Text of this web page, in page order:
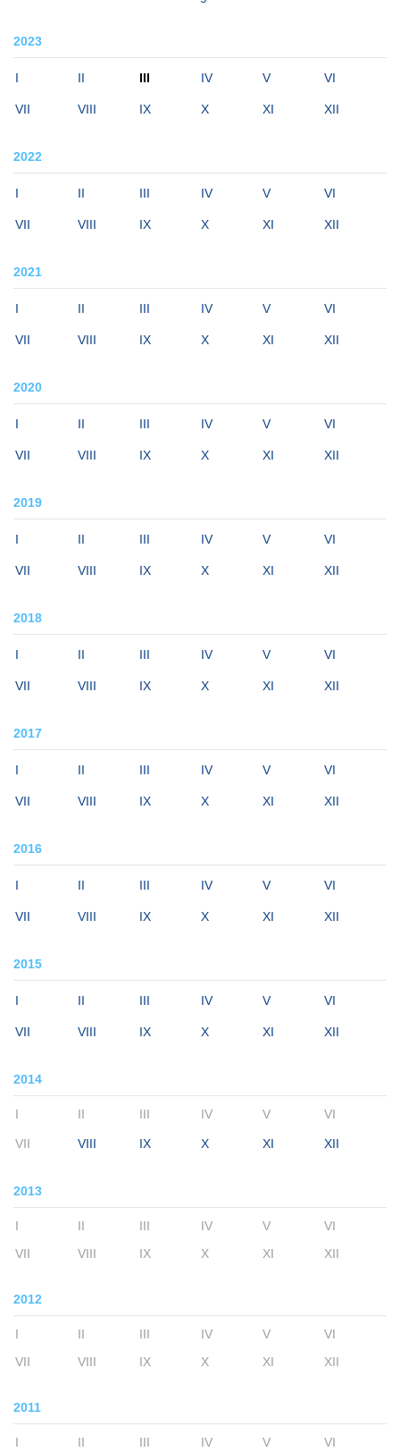
2023
I II III IV V VI
VII VIII IX X XI XII
2022
I II III IV V VI
VII VIII IX X XI XII
2021
I II III IV V VI
VII VIII IX X XI XII
2020
I II III IV V VI
VII VIII IX X XI XII
2019
I II III IV V VI
VII VIII IX X XI XII
2018
I II III IV V VI
VII VIII IX X XI XII
2017
I II III IV V VI
VII VIII IX X XI XII
2016
I II III IV V VI
VII VIII IX X XI XII
2015
I II III IV V VI
VII VIII IX X XI XII
2014
I II III IV V VI
VII VIII IX X XI XII
2013
I II III IV V
VI
VII
VIII IX X XI XII
2012
I II III IV V
VI
VII
VIII IX X XI XII
2011
I II III IV V
VI